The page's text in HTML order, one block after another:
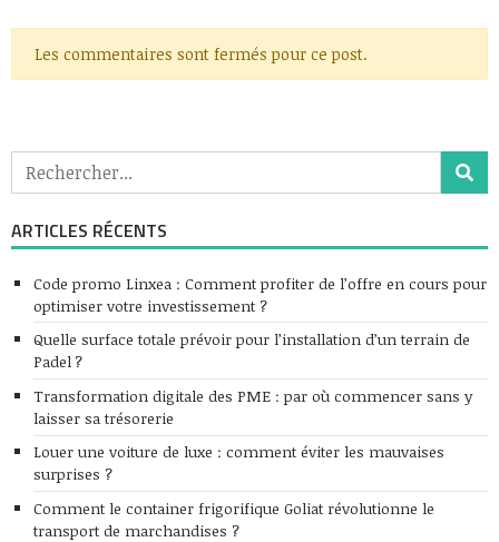
Les commentaires sont fermés pour ce post.
ARTICLES RÉCENTS
Code promo Linxea : Comment profiter de l’offre en cours pour
optimiser votre investissement ?
Quelle surface totale prévoir pour l’installation d’un terrain de
Padel ?
Transformation digitale des PME : par où commencer sans y
laisser sa trésorerie
Louer une voiture de luxe : comment éviter les mauvaises
surprises ?
Comment le container frigorifique Goliat révolutionne le
transport de marchandises ?